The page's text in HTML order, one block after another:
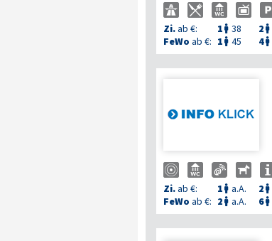
Zi.ab €: 1  38 2 
FeWo ab €: 1  45 4
Zi.ab €: 1  a.A. 2 
FeWo ab €: 2  a.A. 6